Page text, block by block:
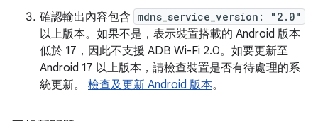
確認輸出內容包含 mdns_service_version: "2.0"
以上版本。如果不是，表示裝置搭載的 Android 版本
低於 17，因此不支援 ADB Wi-Fi 2.0。如要更新至
Android 17 以上版本，請檢查裝置是否有待處理的系
統更新。 檢查及更新 Android 版本。